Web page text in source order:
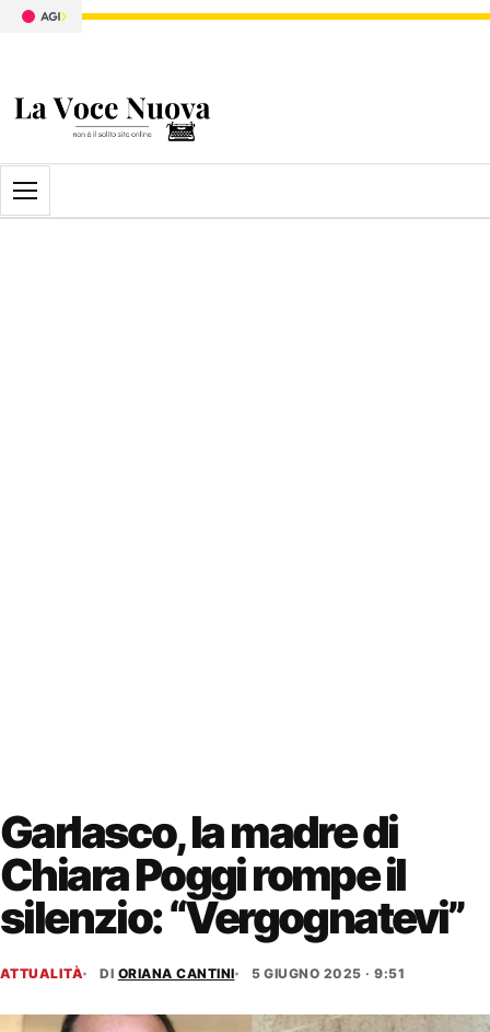
Apri il menu
Garlasco, la madre di
Chiara Poggi rompe il
silenzio: “Vergognatevi”
ATTUALITÀ DI ORIANA CANTINI 5 GIUGNO 2025 · 9:51